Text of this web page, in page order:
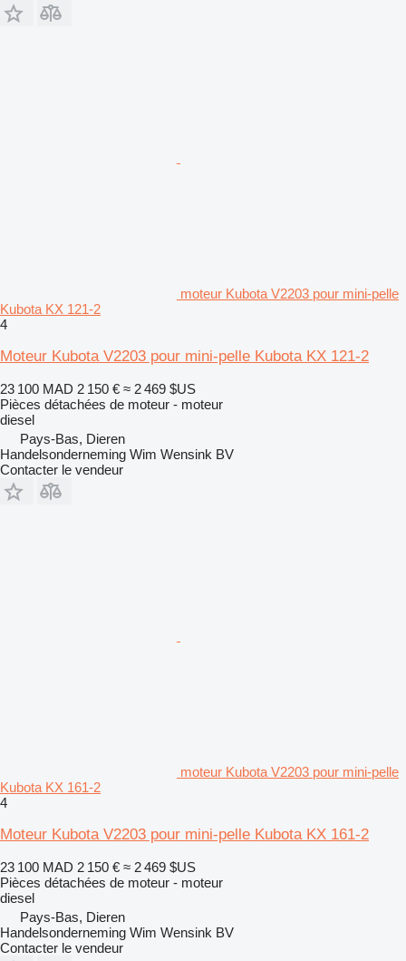
moteur Kubota V2203 pour mini-pelle
Kubota KX 121-2
4
Moteur Kubota V2203 pour mini-pelle Kubota KX 121-2
23 100 MAD 2 150 € ≈ 2 469 $US
Pièces détachées de moteur - moteur
diesel
Pays-Bas, Dieren
Handelsonderneming Wim Wensink BV
Contacter le vendeur
moteur Kubota V2203 pour mini-pelle
Kubota KX 161-2
4
Moteur Kubota V2203 pour mini-pelle Kubota KX 161-2
23 100 MAD 2 150 € ≈ 2 469 $US
Pièces détachées de moteur - moteur
diesel
Pays-Bas, Dieren
Handelsonderneming Wim Wensink BV
Contacter le vendeur